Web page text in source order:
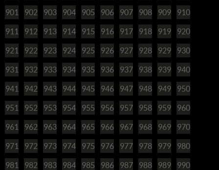
901 902 903 904 905 906 907 908 909 910
911 912 913 914 915 916 917 918 919 920
921 922 923 924 925 926 927 928 929 930
931 932 933 934 935 936 937 938 939 940
941 942 943 944 945 946 947 948 949 950
951 952 953 954 955 956 957 958 959 960
961 962 963 964 965 966 967 968 969 970
971 972 973 974 975 976 977 978 979 980
981 982 983 984 985 986 987 988 989 990